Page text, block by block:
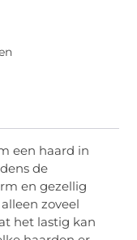
een haard in
de
en gezellig
zoveel
het lastig kan